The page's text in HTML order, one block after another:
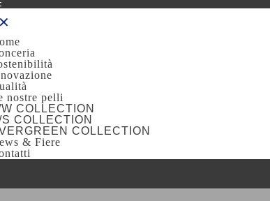
✕
nostre pelli
W COLLECTION
S COLLECTION
COLLECTION
& Fiere